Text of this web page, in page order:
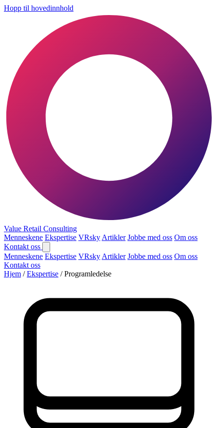
Hopp til hovedinnhold
Value Retail Consulting
Menneskene Ekspertise VRsky Artikler Jobbe med oss Om oss
Kontakt oss
Menneskene Ekspertise VRsky Artikler Jobbe med oss Om oss
Kontakt oss
Hjem / Ekspertise / Programledelse